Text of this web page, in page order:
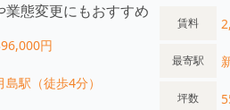
態変更にもおすすめ
円
島駅（徒歩4分）
賃料
最寄駅
坪数